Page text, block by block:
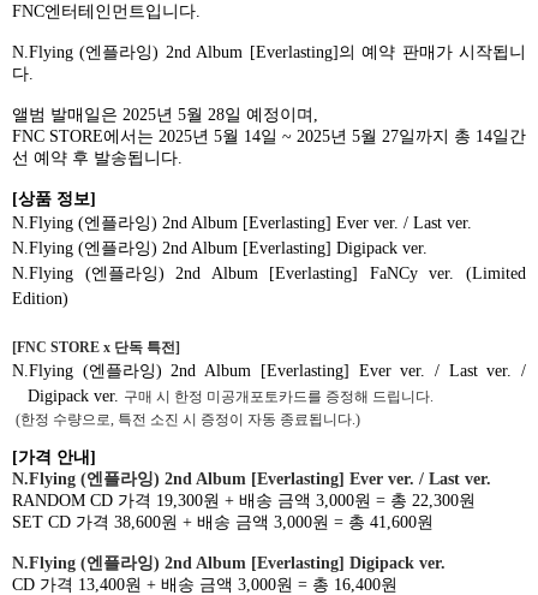
FNC엔터테인먼트입니다
N.Flying (엔플라잉) 2nd Album [Everlasting]의 예약 판매가 시작됩니
다
앨범 발매일은 2025년 5월 28일 예정이며
FNC STORE에서는 2025년 5월 14일 ~ 2025년 5월 27일까지 총 14일간
선 예약 후 발송됩니다
[상품 정보]
N.Flying (엔플라잉) 2nd Album [Everlasting] Ever ver. / Last ver.
N.Flying (엔플라잉) 2nd Album [Everlasting] Digipack ver.
N.Flying (엔플라잉) 2nd Album [Everlasting] FaNCy ver. (Limited
Edition)
[FNC STORE x 단독 특전]
N.Flying (엔플라잉) 2nd Album [Everlasting] Ever ver. / Last ver. /
Digipack ver. 구매 시 한정 미공개포토카드를 증정해 드립니다
(한정 수량으로 특전 소진 시 증정이 자동 종료됩니다 .)
[가격 안내 ]
N.Flying (엔플라잉) 2nd Album [Everlasting] Ever ver. / Last ver.
RANDOM CD 가격 19,300원 + 배송 금액 3,000원 = 총 22,300원
SET CD 가격 38,600원 + 배송 금액 3,000원 = 총 41,600원
N.Flying (엔플라잉) 2nd Album [Everlasting] Digipack ver.
CD 가격 13,400원 + 배송 금액 3,000원 = 총 16,400원